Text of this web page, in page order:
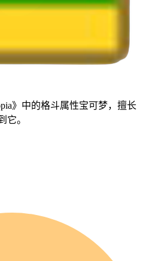
》中的格斗属性宝可梦，擅长
它。